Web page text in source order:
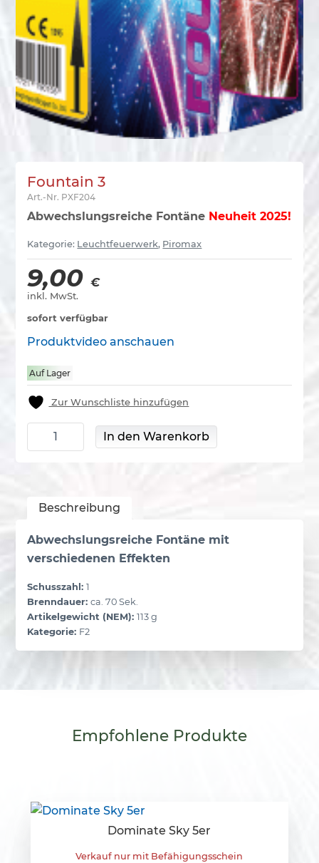
Fountain 3
Art.-Nr. PXF204
Abwechslungsreiche Fontäne Neuheit 2025!
Kategorie: Leuchtfeuerwerk, Piromax
9,00€
inkl. MwSt.
sofort verfügbar
Produktvideo anschauen
Auf Lager
Zur Wunschliste hinzufügen
Fountain 3 MengeIn den Warenkorb
Beschreibung
Abwechslungsreiche Fontäne mit
verschiedenen Effekten
Schusszahl:1
Brenndauer:ca. 70 Sek.
Artikelgewicht (NEM):113 g
Kategorie: F2
Empfohlene Produkte
Dominate Sky 5er
Verkauf nur mit Befähigungsschein